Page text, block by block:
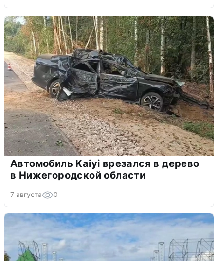
Автомобиль Kaiyi врезался в дерево
в Нижегородской области
7 августа 0